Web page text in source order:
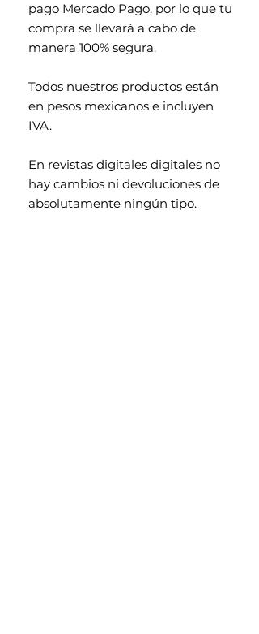
pago Mercado Pago, por lo que tu
compra se llevará a cabo de
manera 100% segura.
Todos nuestros productos están
en pesos mexicanos e incluyen
IVA.
En revistas digitales digitales no
hay cambios ni devoluciones de
absolutamente ningún tipo.